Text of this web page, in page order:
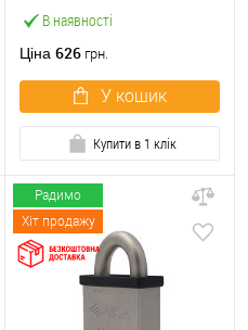
В наявності
Ціна 626 грн.
У кошик
Купити в 1 клік
Радимо
Хіт продажу